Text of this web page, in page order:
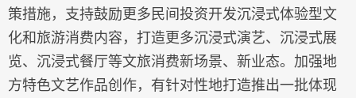
策措施，支持鼓励更多民间投资开发沉浸式体验型文
化和旅游消费内容，打造更多沉浸式演艺、沉浸式展
览、沉浸式餐厅等文旅消费新场景、新业态。加强地
方特色文艺作品创作，有针对性地打造推出一批体现